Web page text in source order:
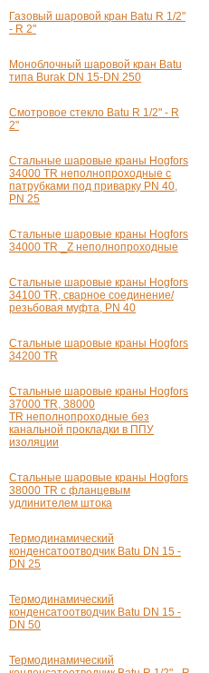
Газовый шаровой кран Batu R 1/2"
- R 2"
Моноблочный шаровой кран Batu
типа Burak DN 15-DN 250
Смотровое стекло Batu R 1/2" - R
2"
Стальные шаровые краны Hogfors
34000 TR неполнопроходные с
патрубками под приварку PN 40,
PN 25
Стальные шаровые краны Hogfors
34000 TR _Z неполнопроходные
Стальные шаровые краны Hogfors
34100 TR, сварное соединение/
резьбовая муфта, PN 40
Стальные шаровые краны Hogfors
34200 TR
Стальные шаровые краны Hogfors
37000 TR, 38000
TR неполнопроходные без
канальной прокладки в ППУ
изоляции
Стальные шаровые краны Hogfors
38000 TR с фланцевым
удлинителем штока
Термодинамический
конденсатоотводчик Batu DN 15 -
DN 25
Термодинамический
конденсатоотводчик Batu DN 15 -
DN 50
Термодинамический